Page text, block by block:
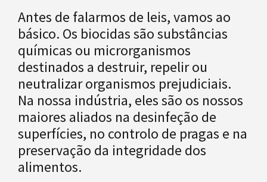
Antes de falarmos de leis, vamos ao
básico. Os biocidas são substâncias
químicas ou microrganismos
destinados a destruir, repelir ou
neutralizar organismos prejudiciais.
Na nossa indústria, eles são os nossos
maiores aliados na desinfeção de
superfícies, no controlo de pragas e na
preservação da integridade dos
alimentos.